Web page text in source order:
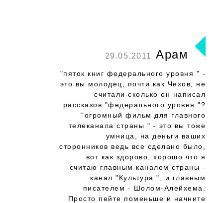
29.05.2011 Арам
"пяток книг федерального уровня " -
это вы молодец, почти как Чехов, не
считали сколько он написал
рассказов "федерального уровня "?
"огромный фильм для главного
телеканала страны " - это вы тоже
умница, на деньги ваших
сторонников ведь все сделано было,
вот как здорово, хорошо что я
считаю главным каналом страны -
канал "Культура ", и главным
писателем - Шолом-Алейхема.
Просто пейте поменьше и начните